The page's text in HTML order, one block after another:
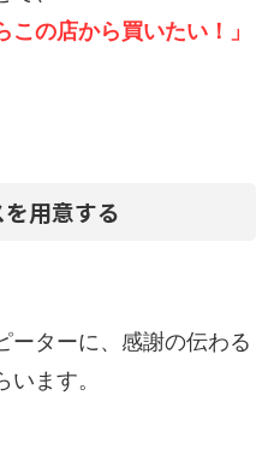
この店から買いたい！」
用意する
ーターに、感謝の伝わる
ます。